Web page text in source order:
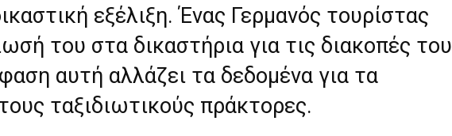
εξέλιξη. Ένας Γερμανός τουρίστας
του στα δικαστήρια για τις διακοπές του
αυτή αλλάζει τα δεδομένα για τα
ταξιδιωτικούς πράκτορες.